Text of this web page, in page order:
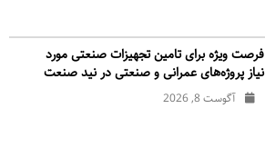
فرصت ویژه برای تامین تجهیزات صنعتی مورد
نیاز پروژه‌های عمرانی و صنعتی در نید صنعت
آگوست 8, 2026